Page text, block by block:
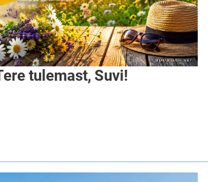
tulemast, Suvi!